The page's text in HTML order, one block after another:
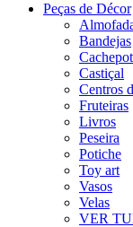
Peças de Décor
Bandejas
Cachepot
Castiçal
Centros
Fruteiras
Livros
Peseira
Potiche
Toy art
Vasos
Velas
VER